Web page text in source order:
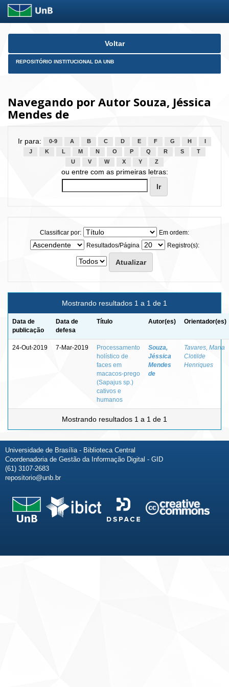
Skip
Voltar
REPOSITÓRIO INSTITUCIONAL DA UNB
Navegando por Autor Souza, Jéssica
Mendes de
Ir para: 0-9 A B C D E F G H
J
K L M N O P Q R S
T
U
V W X Y Z
ou entre com as primeiras letras:
Classificar por:
Em ordem:
Resultados/Página
Registro(s):
Mostrando resultados 1 a 1 de 1
Data de
publicação
Data de
defesa
Título Autor(es) Orientador(es)
24-Out-2019 7-Mar-2019
Processamento
holístico de
faces em
macacos-prego
(Sapajus sp.)
cativos e
humanos
Souza,
Jéssica
Mendes
de
Tavares, Maria
Clotilde
Henriques
Mostrando resultados 1 a 1 de 1
Universidade de Brasília - Biblioteca Central
Coordenadoria de Gestão da Informação Digital - GID
(61) 3107-2683
repositorio@unb.br